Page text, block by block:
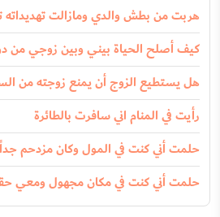
هربت من بطش والدي ومازالت تهديداته
كيف أصلح الحياة بيني وبين زوجي من
هل يستطيع الزوج أن يمنع زوجته من
رأيت في المنام اني سافرت بالطائرة
حلمت أني كنت في المول وكان مزدحم جداً
حلمت أني كنت في مكان مجهول ومعي